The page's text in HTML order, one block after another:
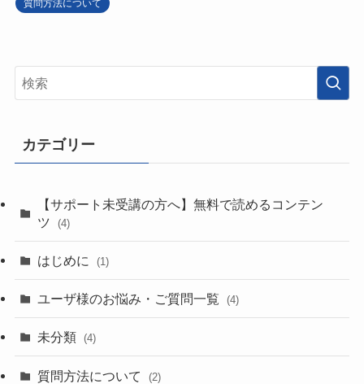
質問方法について
カテゴリー
【サポート未受講の方へ】無料で読めるコンテン
ツ
(4)
はじめに (1)
ユーザ様のお悩み・ご質問一覧 (4)
未分類 (4)
質問方法について (2)